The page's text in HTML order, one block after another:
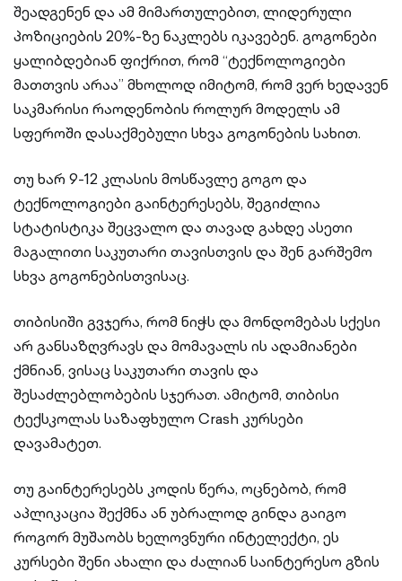
შეადგენენ და ამ მიმართულებით, ლიდერული
პოზიციების 20%-ზე ნაკლებს იკავებენ. გოგონები
ყალიბდებიან ფიქრით, რომ “ტექნოლოგიები
მათთვის არაა” მხოლოდ იმიტომ, რომ ვერ ხედავენ
საკმარისი რაოდენობის როლურ მოდელს ამ
სფეროში დასაქმებული სხვა გოგონების სახით.
თუ ხარ 9-12 კლასის მოსწავლე გოგო და
ტექნოლოგიები გაინტერესებს, შეგიძლია
სტატისტიკა შეცვალო და თავად გახდე ასეთი
მაგალითი საკუთარი თავისთვის და შენ გარშემო
სხვა გოგონებისთვისაც.
თიბისიში გვჯერა, რომ ნიჭს და მონდომებას სქესი
არ განსაზღვრავს და მომავალს ის ადამიანები
ქმნიან, ვისაც საკუთარი თავის და
შესაძლებლობების სჯერათ. ამიტომ, თიბისი
ტექსკოლას საზაფხულო Crash კურსები
დავამატეთ.
თუ გაინტერესებს კოდის წერა, ოცნებობ, რომ
აპლიკაცია შექმნა ან უბრალოდ გინდა გაიგო
როგორ მუშაობს ხელოვნური ინტელექტი, ეს
კურსები შენი ახალი და ძალიან საინტერესო გზის